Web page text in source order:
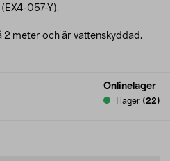
Onlinelager
I lager (22)
057-Y).
2 meter och är vattenskyddad.